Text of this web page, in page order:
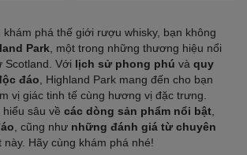
phá thế giới rượu whisky, bạn không
Park , một trong những thương hiệu nổi
Scotland. Với lịch sử phong phú và quy
đáo , Highland Park mang đến cho bạn
vị giác tinh tế cùng hương vị đặc trưng.
sâu về các dòng sản phẩm nổi bật
, cũng như những đánh giá từ chuyên
này. Hãy cùng khám phá nhé!